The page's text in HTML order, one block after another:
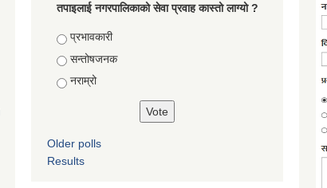
तपाइलाई नगरपालिकाको सेवा प्रवाह कास्तो लाग्यो ?
Choices
प्रभावकारी
सन्तोषजनक
नराम्रो
Older polls
Results